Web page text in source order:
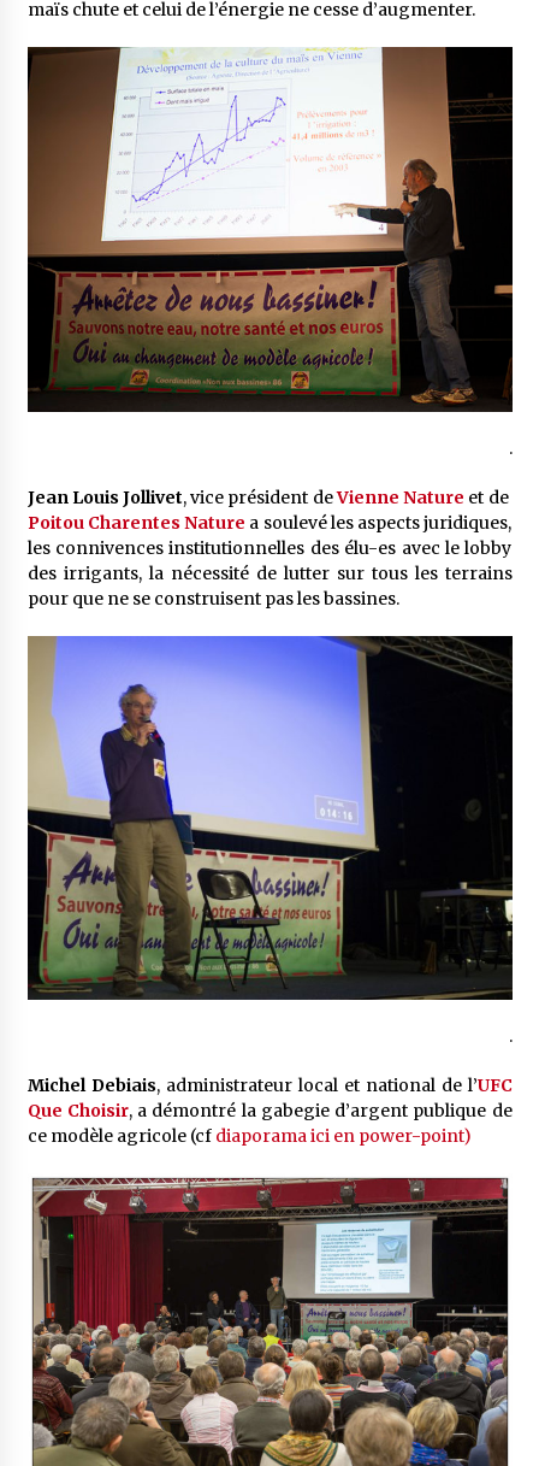
maïs chute et celui de l’énergie ne cesse d’augmenter.
.
Jean Louis Jollivet, vice président deVienne Nature et de
Poitou Charentes Nature a soulevé les aspects juridiques,
les connivences institutionnelles des élu-es avec le lobby
des irrigants, la nécessité de lutter sur tous les terrains
pour que ne se construisent pas les bassines.
.
Michel Debiais, administrateur local et national de l’UFC
Que Choisir, a démontré la gabegie d’argent publique de
ce modèle agricole (cf diaporama ici en power-point)